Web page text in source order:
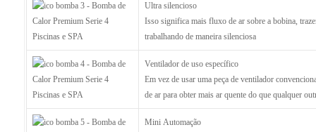
Ultra silencioso
Isso significa mais fluxo de ar sobre a bobina,
trabalhando de maneira silenciosa
Ventilador de uso específico
Em vez de usar uma peça de ventilador
de ar para obter mais ar quente do que qualquer
Mini Automação